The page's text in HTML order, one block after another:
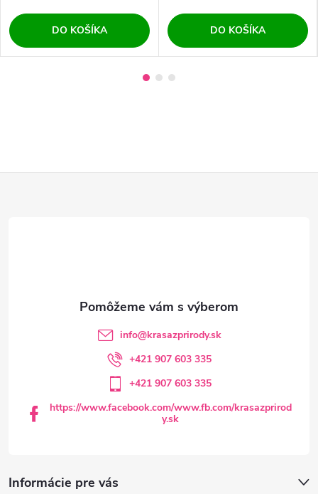
DO KOŠÍKA DO KOŠÍKA
info@krasazprirody.sk
+421 907 603 335
+421 907 603 335
https://www.facebook.com/www.fb.com/krasazprirod
y.sk
Informácie pre vás